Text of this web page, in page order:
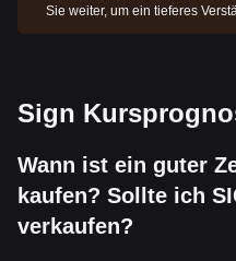
Sie weiter, um ein tieferes
Sign
Wann ist ein guter
kaufen? Sollte ich
verkaufen?